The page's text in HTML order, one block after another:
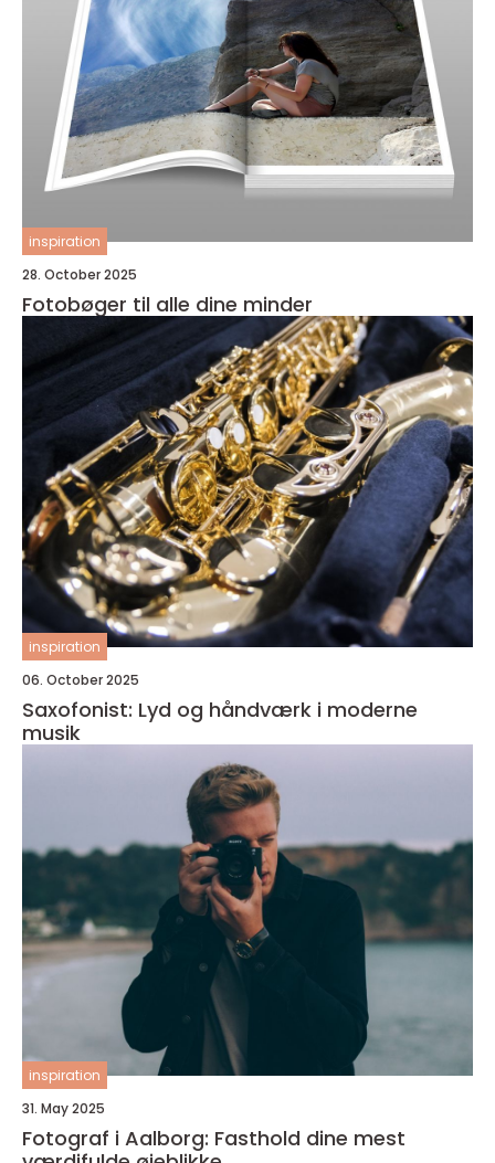
inspiration
28. October 2025
Fotobøger til alle dine minder
inspiration
06. October 2025
Saxofonist: Lyd og håndværk i moderne
musik
inspiration
31. May 2025
Fotograf i Aalborg: Fasthold dine mest